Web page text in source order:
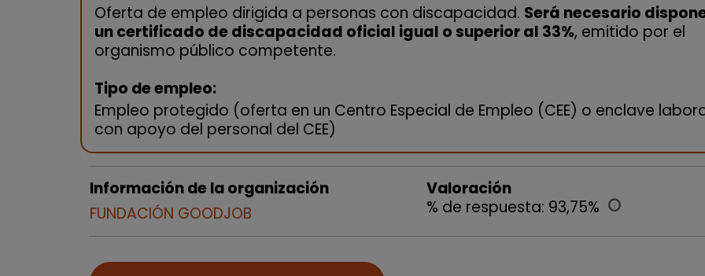
Oferta de empleo dirigida a personas con discapacidad. Será necesario
un certificado de discapacidad oficial igual o superior al 33%, emitido por el
organismo público competente.
Tipo de empleo:
Empleo protegido (oferta en un Centro Especial de Empleo (CEE) o enclave
con apoyo del personal del CEE)
Información de la organización
FUNDACIÓN GOODJOB
Valoración
% de respuesta: 93,75% info